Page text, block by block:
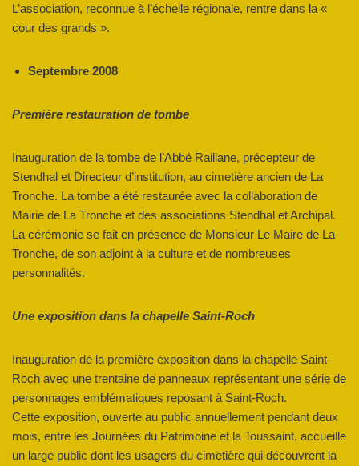
L’association, reconnue à l’échelle régionale, rentre dans la «
cour des grands ».
Septembre 2008
Première restauration de tombe
Inauguration de la tombe de l’Abbé Raillane, précepteur de
Stendhal et Directeur d’institution, au cimetière ancien de La
Tronche. La tombe a été restaurée avec la collaboration de
Mairie de La Tronche et des associations Stendhal et Archipal.
La cérémonie se fait en présence de Monsieur Le Maire de La
Tronche, de son adjoint à la culture et de nombreuses
personnalités.
Une exposition dans la chapelle Saint-Roch
Inauguration de la première exposition dans la chapelle Saint-
Roch avec une trentaine de panneaux représentant une série de
personnages emblématiques reposant à Saint-Roch.
Cette exposition, ouverte au public annuellement pendant deux
mois, entre les Journées du Patrimoine et la Toussaint, accueille
un large public dont les usagers du cimetière qui découvrent la